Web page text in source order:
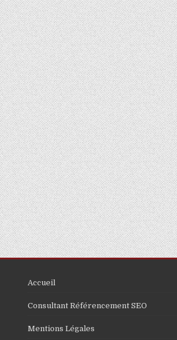
Accueil
Consultant Référencement SEO
Mentions Légales